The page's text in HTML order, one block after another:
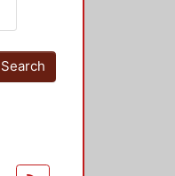
Search